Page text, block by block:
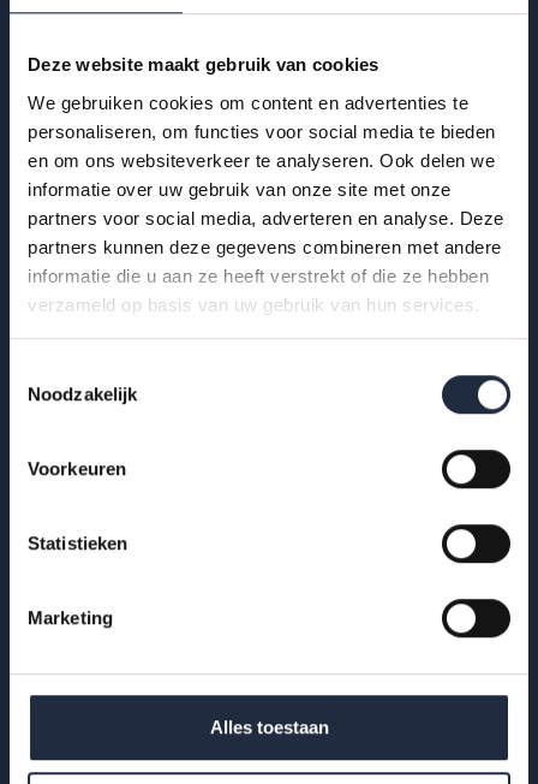
Deze website maakt gebruik van cookies
We gebruiken cookies om content en advertenties te
personaliseren, om functies voor social media te bieden
en om ons websiteverkeer te analyseren. Ook delen we
informatie over uw gebruik van onze site met onze
partners voor social media, adverteren en analyse. Deze
partners kunnen deze gegevens combineren met andere
informatie die u aan ze heeft verstrekt of die ze hebben
verzameld op basis van uw gebruik van hun services.
Noodzakelijk
Voorkeuren
Statistieken
Marketing
Alles toestaan
29 okt 2025
Infographic: zzp’ers in de
gehandicaptenzorg
Bekijk de infographic met kerncijfers 2025.